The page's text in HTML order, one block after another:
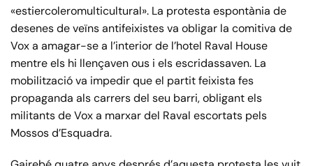
«estiercoleromulticultural». La protesta espontània de
desenes de veïns antifeixistes va obligar la comitiva de
Vox a amagar-se a l’interior de l’hotel Raval House
mentre els hi llençaven ous i els escridassaven. La
mobilització va impedir que el partit feixista fes
propaganda als carrers del seu barri, obligant els
militants de Vox a marxar del Raval escortats pels
Mossos d’Esquadra.